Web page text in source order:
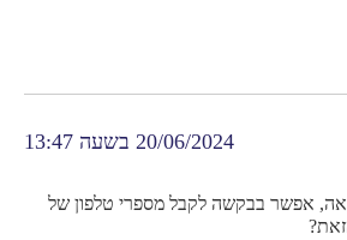
20/06/2024 בשעה 13:47
אפשר בבקשה לקבל מספרי טלפון של